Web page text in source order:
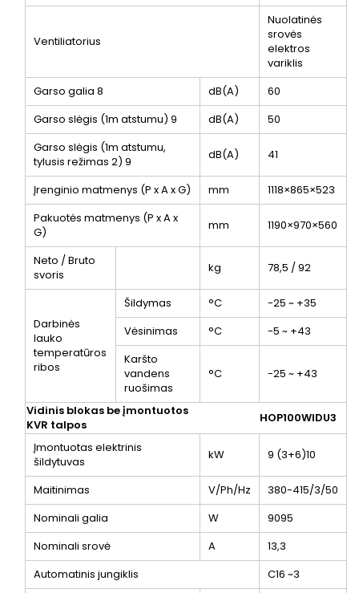
Ventiliatorius
Nuolatinės
srovės
elektros
variklis
Garso galia 8 dB(A)
60
Garso slėgis (1m atstumu) 9 dB(A)
50
Garso slėgis (1m atstumu,
tylusis režimas 2) 9 dB(A) 41
Įrenginio matmenys (P x A x G) mm
1118×865×523
Pakuotės matmenys (P x A x
G)
mm 1190×970×560
Neto / Bruto
svoris
kg 78,5 / 92
Darbinės
lauko
temperatūros
ribos
Šildymas °C
-25 ~ +35
Vėsinimas
°C
-5 ~ +43
Karšto
vandens
ruošimas
°C -25 ~ +43
Vidinis blokas be įmontuotos
KVR talpos
HOP100WIDU3
Įmontuotas elektrinis
šildytuvas
kW 9 (3+6)10
Maitinimas V/Ph/Hz
380-415/3/50
Nominali galia
W
9095
Nominali srovė
A
13,3
Automatinis jungiklis
C16 ~3